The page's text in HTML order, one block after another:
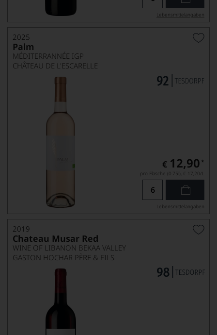
Lebensmittel­angaben
2025
Palm
MÉDITERRANNÉE IGP
CHÂTEAU DE L'ESCARELLE
€ 12,90 *
pro Flasche (0.75l), € 17,20/L
Lebensmittel­angaben
2019
Chateau Musar Red
WINE OF LIBANON BEKAA VALLEY
GASTON HOCHAR PÈRE & FILS